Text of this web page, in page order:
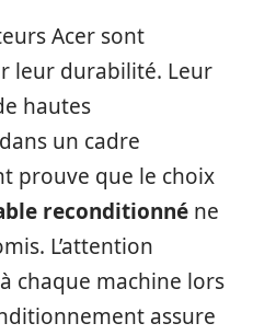
Acer sont
leur durabilité. Leur
hautes
un cadre
prouve que le choix
reconditionné ne
L’attention
chaque machine lors
assure